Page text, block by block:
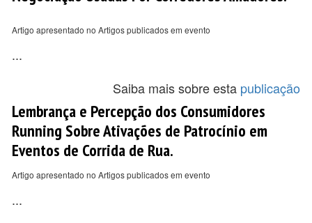
Artigo apresentado no Artigos publicados em evento
...
Saiba mais sobre esta publicação
Lembrança e Percepção dos Consumidores
Running Sobre Ativações de Patrocínio em
Eventos de Corrida de Rua.
Artigo apresentado no Artigos publicados em evento
...